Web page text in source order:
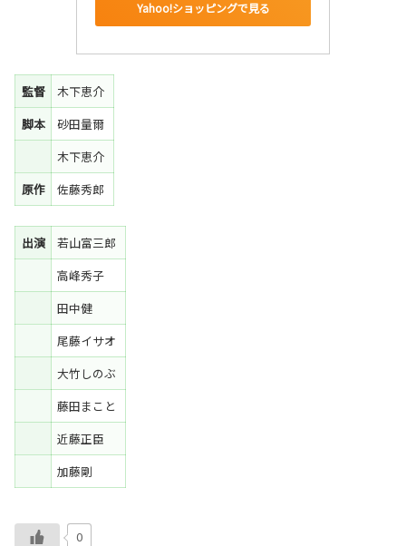
Yahoo!ショッピングで見る
監督
木下恵介
脚本
砂田量爾
木下恵介
原作
佐藤秀郎
出演
若山富三郎
高峰秀子
田中健
尾藤イサオ
大竹しのぶ
藤田まこと
近藤正臣
加藤剛
0